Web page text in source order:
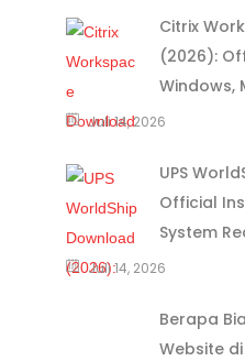
Citrix
(2026):
Windows,
Juli 14, 2026
UPS
Official
System
Juli 14, 2026
Berapa
Website